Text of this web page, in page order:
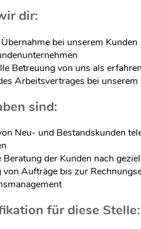
dir:
bei unserem Kunden
Betreuung von uns als
Arbeitsvertrages bei unserem
sind:
Neu- und Bestandskunden
Beratung der Kunden nach
Aufträge bis zur
für diese Stelle: